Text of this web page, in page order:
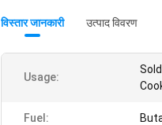
विस्तार जानकारी उत्पाद विवरण
Usage:
Fuel: